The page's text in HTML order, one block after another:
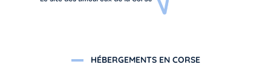
HÉBERGEMENTS EN CORSE